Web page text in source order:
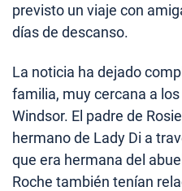
previsto un viaje con
días de descanso.
La noticia ha dejado
familia, muy cercana a
Windsor. El padre de
hermano de Lady Di a
que era hermana del
Roche también tenían